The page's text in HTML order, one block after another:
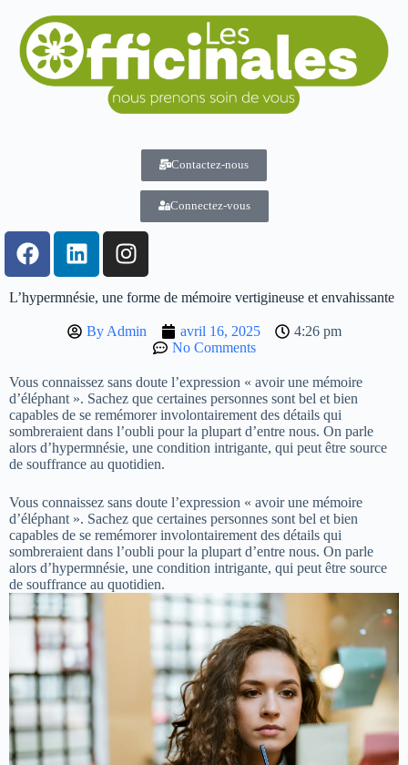
Contactez-nous
Connectez-vous
L’hypermnésie, une forme de mémoire vertigineuse et envahissante
ByAdmin avril 16, 2025
4:26 pm
No Comments
Vous connaissez sans doute l’expression « avoir une mémoire
d’éléphant ». Sachez que certaines personnes sont bel et bien
capables de se remémorer involontairement des détails qui
sombreraient dans l’oubli pour la plupart d’entre nous. On parle
alors d’hypermnésie, une condition intrigante, qui peut être source
de souffrance au quotidien.
Vous connaissez sans doute l’expression « avoir une mémoire
d’éléphant ». Sachez que certaines personnes sont bel et bien
capables de se remémorer involontairement des détails qui
sombreraient dans l’oubli pour la plupart d’entre nous. On parle
alors d’hypermnésie, une condition intrigante, qui peut être source
de souffrance au quotidien.